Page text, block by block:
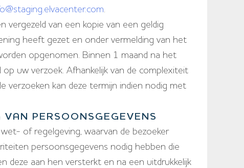
.
vergezeld van een kopie van een geldig
heeft gezet en onder vermelding van het
opgenomen. Binnen 1 maand na het
uw verzoek. Afhankelijk van de complexiteit
verzoeken kan deze termijn indien nodig met
PERSOONSGEGEVENS
of regelgeving, waarvan de bezoeker
persoonsgegevens nodig hebben die
deze aan hen versterkt en na een uitdrukkelijk